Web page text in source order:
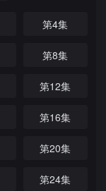
第4集
第8集
第12集
第16集
第20集
第24集